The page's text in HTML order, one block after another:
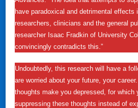
have paradoxical and detrimental effects
researchers, clinicians and the general
researcher Isaac Fradkin of University
convincingly contradicts this.”
Undoubtedly, this research will have a
are worried about your future, your
thoughts make you depressed, for which
suppressing these thoughts instead of